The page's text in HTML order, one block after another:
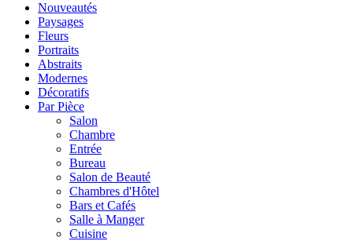
Nouveautés
Paysages
Fleurs
Portraits
Abstraits
Modernes
Décoratifs
Par Pièce
Salon
Chambre
Entrée
Bureau
Salon de Beauté
Chambres d'Hôtel
Bars et Cafés
Salle à Manger
Cuisine